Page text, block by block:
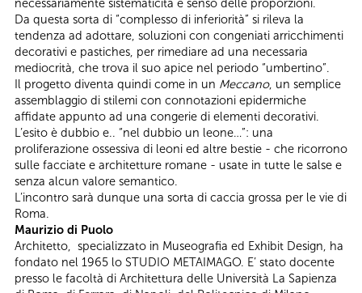
necessariamente sistematicità e senso delle proporzioni.
Da questa sorta di “complesso di inferiorità” si rileva la
tendenza ad adottare, soluzioni con congeniati arricchimenti
decorativi e pastiches, per rimediare ad una necessaria
mediocrità, che trova il suo apice nel periodo “umbertino”.
Il progetto diventa quindi come in un Meccano, un semplice
assemblaggio di stilemi con connotazioni epidermiche
affidate appunto ad una congerie di elementi decorativi.
L’esito è dubbio e.. “nel dubbio un leone…”: una
proliferazione ossessiva di leoni ed altre bestie - che ricorrono
sulle facciate e architetture romane - usate in tutte le salse e
senza alcun valore semantico.
L’incontro sarà dunque una sorta di caccia grossa per le vie di
Roma.
Maurizio di Puolo
Architetto, specializzato in Museografia ed Exhibit Design, ha
fondato nel 1965 lo STUDIO METAIMAGO. E’ stato docente
presso le facoltà di Architettura delle Università La Sapienza